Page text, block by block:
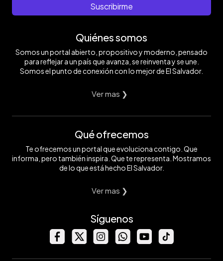
Suscribirme
Quiénes somos
Somos un portal abierto, propositivo y moderno, pensado
para reflejar a un país que avanza, se reinventa y se une.
Somos el punto de conexión con lo mejor de El Salvador.
Ver mas ❯
Qué ofrecemos
Te ofrecemos un portal que evoluciona contigo. Que
informa, pero también inspira. Que te representa. Mostramos
de lo que está hecho El Salvador.
Ver mas ❯
Síguenos